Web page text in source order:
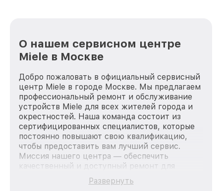
О нашем сервисном центре
Miele в Москве
Добро пожаловать в официальный сервисный
центр Miele в городе Москве. Мы предлагаем
профессиональный ремонт и обслуживание
устройств Miele для всех жителей города и
окрестностей. Наша команда состоит из
сертифицированных специалистов, которые
постоянно повышают свою квалификацию,
чтобы предоставить вам лучший сервис.
Миссия нашего центра — обеспечить
качественный и доступный ремонт для
каждого пользователя продукции Miele, вне
зависимости от сложности поломки. Мы
Развернуть